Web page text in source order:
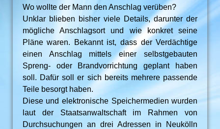
Wo wollte der Mann den Anschlag verüben?
Unklar blieben bisher viele Details, darunter der
mögliche Anschlagsort und wie konkret seine
Pläne waren. Bekannt ist, dass der Verdächtige
einen Anschlag mittels einer selbstgebauten
Spreng- oder Brandvorrichtung geplant haben
soll. Dafür soll er sich bereits mehrere passende
Teile besorgt haben.
Diese und elektronische Speichermedien wurden
laut der Staatsanwaltschaft im Rahmen von
Durchsuchungen an drei Adressen in Neukölln